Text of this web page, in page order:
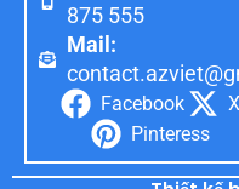
875 555
Mail:
Facebook
X
Pinteress